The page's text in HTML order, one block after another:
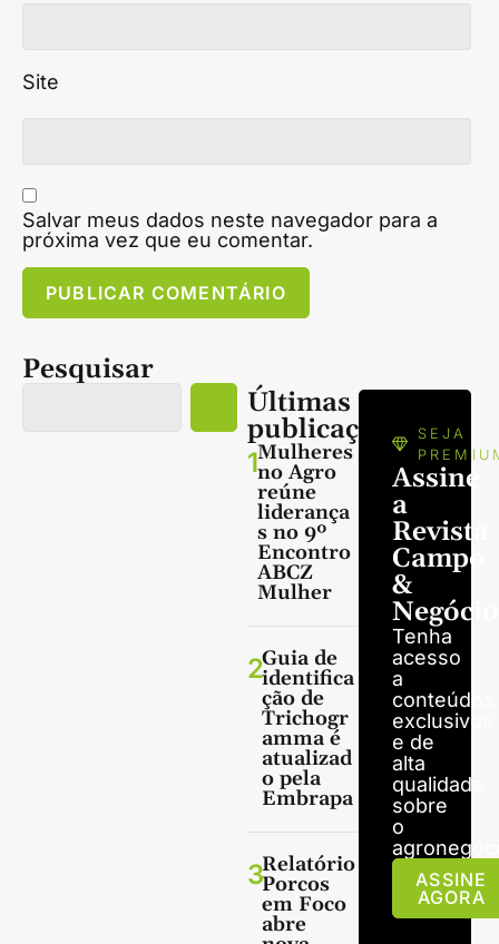
Site
Salvar meus dados neste navegador para a
próxima vez que eu comentar.
Pesquisar
Últimas
publicações
1Mulheres
no Agro
reúne
liderança
s no 9º
Encontro
ABCZ
Mulher
2Guia de
identifica
ção de
Trichogr
amma é
atualizad
o pela
Embrapa
3Relatório
Porcos
em Foco
abre
SEJA
Assine
a
Revista
Campo
&
Tenha
acesso
a
conteúdos
exclusivos
e de
alta
qualidade
sobre
o
ASSINE
AGORA